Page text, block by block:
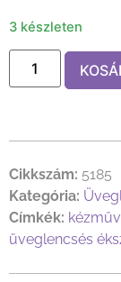
3 készleten
Cikkszám: 5185
Kategória:
Címkék:
üveglencsés